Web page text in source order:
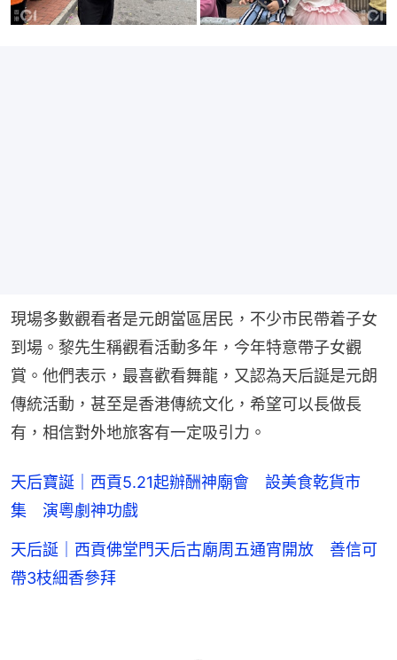
現場多數觀看者是元朗當區居民，不少市民帶着子女
到場。黎先生稱觀看活動多年，今年特意帶子女觀
賞。他們表示，最喜歡看舞龍，又認為天后誕是元朗
傳統活動，甚至是香港傳統文化，希望可以長做長
有，相信對外地旅客有一定吸引力。
天后寶誕｜西貢5.21起辦酬神廟會 設美食乾貨市
集 演粵劇神功戲
天后誕｜西貢佛堂門天后古廟周五通宵開放 善信可
帶3枝細香參拜